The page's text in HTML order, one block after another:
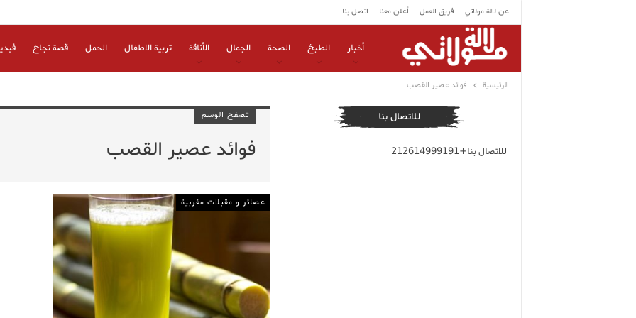
عن لالة مولاتي فريق العمل أعلن معنا اتصل بنا
أخبار الطبخ الصحة الجمال الأناقة تربية الاطفال الحمل قصة نجاح
الرئيسية فوائد عصير القصب
تصفح الوسم
فوائد عصير القصب
عصائر و مقبلات مغربية
للاتصال بنا
للاتصال بنا+212614999191